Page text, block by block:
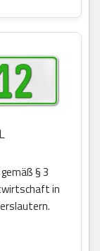
§ 3
in